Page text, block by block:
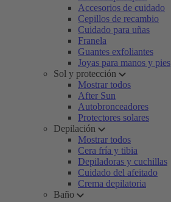
Accesorios de cuidado
Cepillos de recambio
Cuidado para uñas
Franela
Guantes exfoliantes
Joyas para manos y pies
Sol y protección
Mostrar todos
After Sun
Autobronceadores
Protectores solares
Depilación
Mostrar todos
Cera fría y tibia
Depiladoras y cuchillas
Cuidado del afeitado
Crema depilatoria
Baño